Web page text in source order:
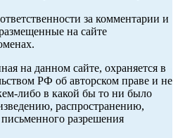
за комментарии и
на сайте
на данном сайте, охраняется в
РФ об авторском праве и не
либо в какой бы то ни было
распространению,
разрешения